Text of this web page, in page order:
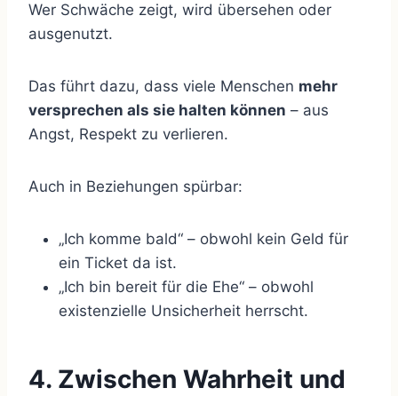
Wer Schwäche zeigt, wird übersehen oder
ausgenutzt.
Das führt dazu, dass viele Menschen mehr
versprechen als sie halten können – aus
Angst, Respekt zu verlieren.
Auch in Beziehungen spürbar:
„Ich komme bald“ – obwohl kein Geld für
ein Ticket da ist.
„Ich bin bereit für die Ehe“ – obwohl
existenzielle Unsicherheit herrscht.
4. Zwischen Wahrheit und